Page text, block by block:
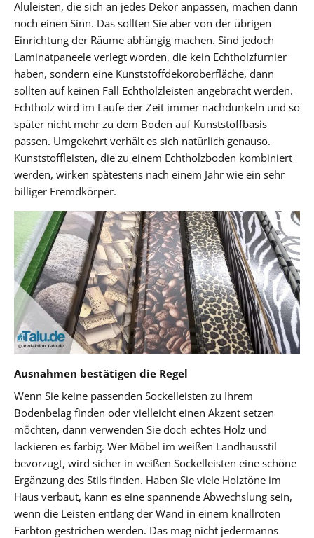
Aluleisten, die sich an jedes Dekor anpassen, machen dann
noch einen Sinn. Das sollten Sie aber von der übrigen
Einrichtung der Räume abhängig machen. Sind jedoch
Laminatpaneele verlegt worden, die kein Echtholzfurnier
haben, sondern eine Kunststoffdekoroberfläche, dann
sollten auf keinen Fall Echtholzleisten angebracht werden.
Echtholz wird im Laufe der Zeit immer nachdunkeln und so
später nicht mehr zu dem Boden auf Kunststoffbasis
passen. Umgekehrt verhält es sich natürlich genauso.
Kunststoffleisten, die zu einem Echtholzboden kombiniert
werden, wirken spätestens nach einem Jahr wie ein sehr
billiger Fremdkörper.
Ausnahmen bestätigen die Regel
Wenn Sie keine passenden Sockelleisten zu Ihrem
Bodenbelag finden oder vielleicht einen Akzent setzen
möchten, dann verwenden Sie doch echtes Holz und
lackieren es farbig. Wer Möbel im weißen Landhausstil
bevorzugt, wird sicher in weißen Sockelleisten eine schöne
Ergänzung des Stils finden. Haben Sie viele Holztöne im
Haus verbaut, kann es eine spannende Abwechslung sein,
wenn die Leisten entlang der Wand in einem knallroten
Farbton gestrichen werden. Das mag nicht jedermanns